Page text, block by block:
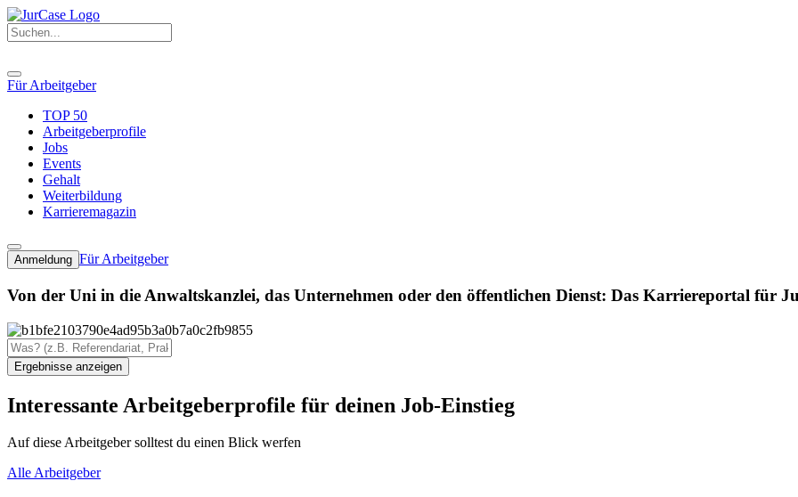
Für Arbeitgeber
TOP 50
Arbeitgeberprofile
Jobs
Events
Gehalt
Weiterbildung
Karrieremagazin
Anmeldung Für Arbeitgeber
Von der Uni in die Anwaltskanzlei, das Unternehmen oder den öffentlichen Dienst: Das Karriereportal für
Ergebnisse anzeigen
Interessante Arbeitgeberprofile für deinen Job-Einstieg
Auf diese Arbeitgeber solltest du einen Blick werfen
Alle Arbeitgeber